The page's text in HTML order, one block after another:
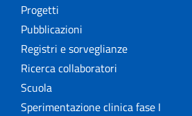
Progetti
Pubblicazioni
Registri e sorveglianze
Ricerca collaboratori
Scuola
Sperimentazione clinica fase I